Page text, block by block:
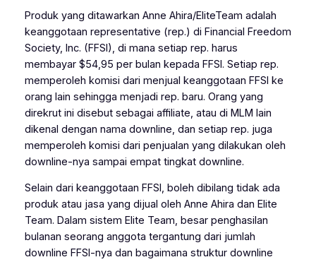
Produk yang ditawarkan Anne Ahira/EliteTeam adalah
keanggotaan representative (rep.) di Financial Freedom
Society, Inc. (FFSI), di mana setiap rep. harus
membayar $54,95 per bulan kepada FFSI. Setiap rep.
memperoleh komisi dari menjual keanggotaan FFSI ke
orang lain sehingga menjadi rep. baru. Orang yang
direkrut ini disebut sebagai affiliate, atau di MLM lain
dikenal dengan nama downline, dan setiap rep. juga
memperoleh komisi dari penjualan yang dilakukan oleh
downline-nya sampai empat tingkat downline.
Selain dari keanggotaan FFSI, boleh dibilang tidak ada
produk atau jasa yang dijual oleh Anne Ahira dan Elite
Team. Dalam sistem Elite Team, besar penghasilan
bulanan seorang anggota tergantung dari jumlah
downline FFSI-nya dan bagaimana struktur downline